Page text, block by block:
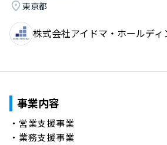
東京都
株式会社アイドマ・ホールディ
事業内容
・営業支援事業
・業務支援事業